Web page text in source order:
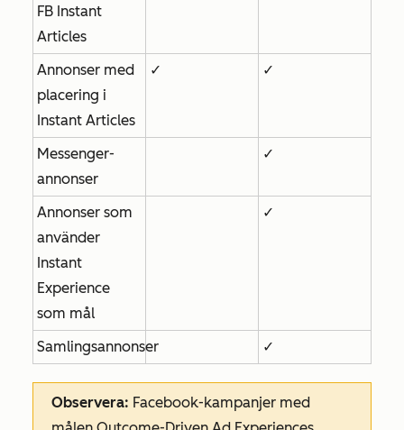
FB Instant
Articles
Annonser med
placering i
Instant Articles
✓ ✓
Messenger-
annonser
✓
Annonser som
använder
Instant
Experience
som mål
✓
Samlingsannonser ✓
Observera: Facebook-kampanjer med